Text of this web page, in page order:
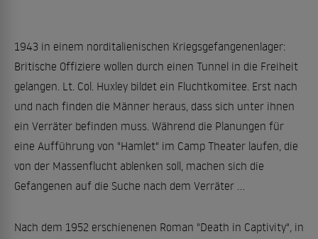
1943 in einem norditalienischen Kriegsgefangenenlager:
Britische Offiziere wollen durch einen Tunnel in die Freiheit
gelangen. Lt. Col. Huxley bildet ein Fluchtkomitee. Erst nach
und nach finden die Männer heraus, dass sich unter ihnen
ein Verräter befinden muss. Während die Planungen für
eine Aufführung von "Hamlet" im Camp Theater laufen, die
von der Massenflucht ablenken soll, machen sich die
Gefangenen auf die Suche nach dem Verräter ...
Nach dem 1952 erschienenen Roman "Death in Captivity", in